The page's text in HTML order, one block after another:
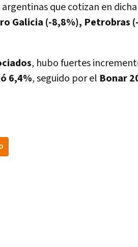
argentinas que cotizan en
Galicia (-8,8%), Petrobras
, hubo fuertes
6,4%, seguido por el Bonar